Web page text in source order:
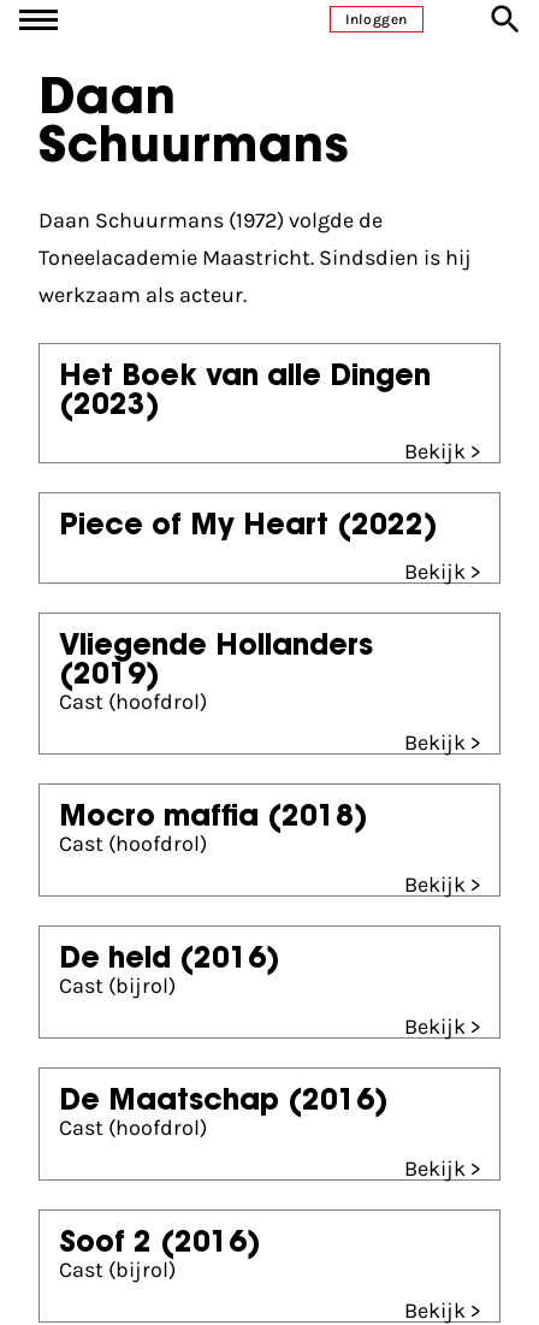
Ga naar inhoudInloggen
Daan
Schuurmans
Daan Schuurmans (1972) volgde de
Toneelacademie Maastricht. Sindsdien is hij
werkzaam als acteur.
Het Boek van alle Dingen
(2023)
Bekijk >
Piece of My Heart (2022)
Bekijk >
Vliegende Hollanders
(2019)
Cast (hoofdrol)
Bekijk >
Mocro maffia (2018)
Cast (hoofdrol)
Bekijk >
De held (2016)
Cast (bijrol)
Bekijk >
De Maatschap (2016)
Cast (hoofdrol)
Bekijk >
Soof 2 (2016)
Cast (bijrol)
Bekijk >